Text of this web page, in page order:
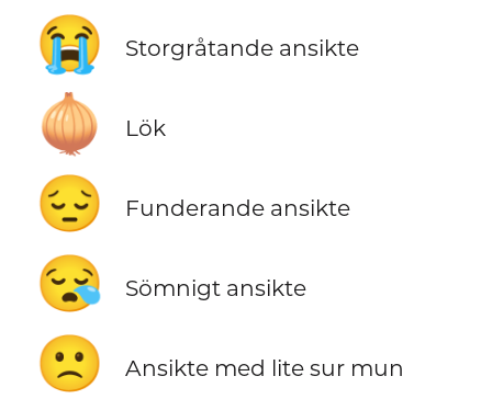
😭 Storgråtande ansikte
🧅 Lök
😔 Funderande ansikte
😪 Sömnigt ansikte
🙁 Ansikte med lite sur mun